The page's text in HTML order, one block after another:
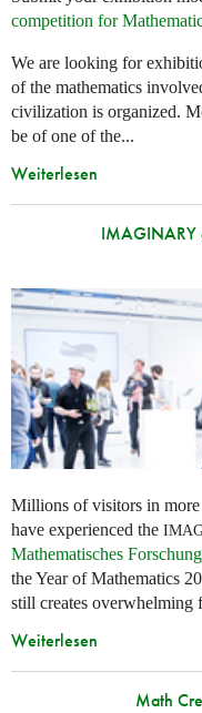
competition for
We are looking for
of the mathematics
civilization is organized.
be of one of the...
Weiterlesen
IMAGINARY
Millions of visitors in more
have experienced the
Mathematisches
the Year of Mathematics
still creates overwhelming
Weiterlesen
Math